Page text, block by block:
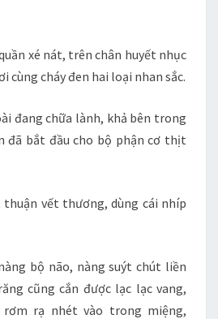
xé nát, trên chân huyết nhục
cùng cháy đen hai loại nhan sắc.
đang chữa lành, khả bên trong
đã bắt đầu cho bộ phận cơ thịt
thuận vết thương, dùng cái nhíp
bộ não, nàng suýt chút liền
cũng cắn được lạc lạc vang,
rạ nhét vào trong miệng,